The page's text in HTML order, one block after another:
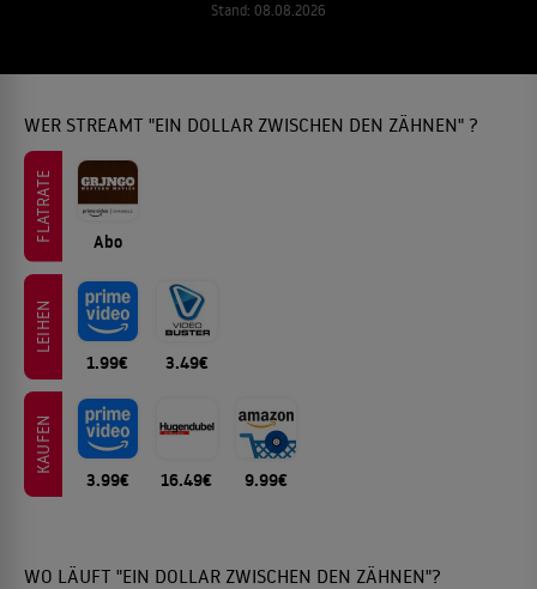
Stand: 08.08.2026
WER STREAMT "EIN DOLLAR ZWISCHEN DEN ZÄHNEN" ?
FLATRATE Abo
LEIHEN
1.99€ 3.49€
KAUFEN
3.99€ 16.49€ 9.99€
WO LÄUFT "EIN DOLLAR ZWISCHEN DEN ZÄHNEN"?